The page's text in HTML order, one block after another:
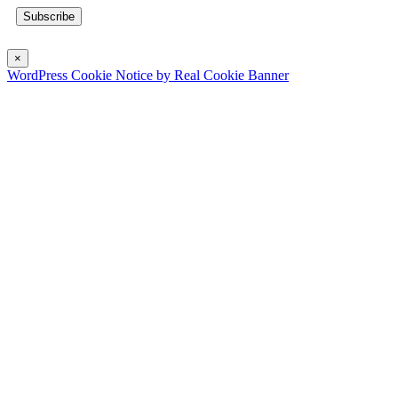
×
WordPress Cookie Notice by Real Cookie Banner